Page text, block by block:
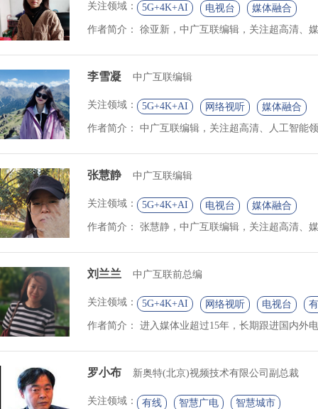
关注领域： 5G+4K+AI 电视台
媒体融合
作者简介： 徐亚新，中广互联编辑，关注超高清、
李雪凝 中广互联编辑
关注领域： 5G+4K+AI 网络视听
媒体融合
作者简介： 中广互联编辑，关注超高清、人工智能
张慧静 中广互联编辑
关注领域： 5G+4K+AI 电视台
媒体融合
作者简介： 张慧静，中广互联编辑，关注超高清、
刘兰兰 中广互联前总编
关注领域： 5G+4K+AI 网络视听 电视台
作者简介： 进入媒体业超过15年，长期跟进国内外
罗小布 新奥特(北京)视频技术有限公司副总裁
关注领域： 有线 智慧广电
智慧城市